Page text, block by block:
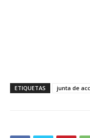
ETIQUETAS junta de